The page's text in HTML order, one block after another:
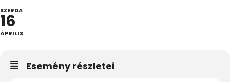
SZERDA
16
ÁPRILIS
Esemény részletei